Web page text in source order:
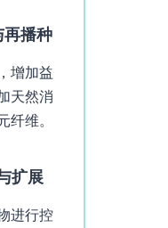
播种
增加益
天然消
维。
扩展
进行控